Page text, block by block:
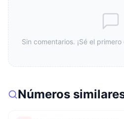
Sin comentarios. ¡Sé el
Números